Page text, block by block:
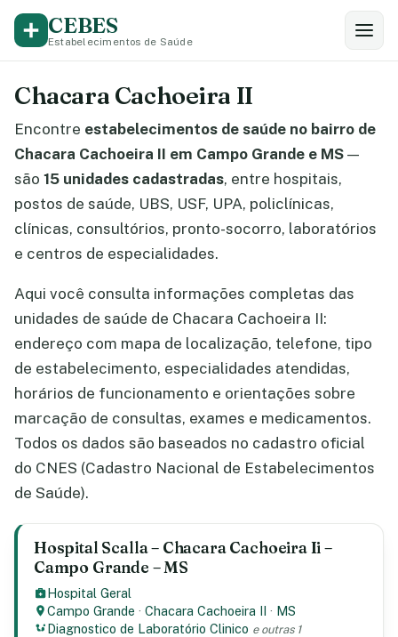
CEBES
Estabelecimentos de Saúde
Chacara Cachoeira II
Encontre estabelecimentos de saúde no bairro de
Chacara Cachoeira II em Campo Grande e MS —
são 15 unidades cadastradas, entre hospitais,
postos de saúde, UBS, USF, UPA, policlínicas,
clínicas, consultórios, pronto-socorro, laboratórios
e centros de especialidades.
Aqui você consulta informações completas das
unidades de saúde de Chacara Cachoeira II:
endereço com mapa de localização, telefone, tipo
de estabelecimento, especialidades atendidas,
horários de funcionamento e orientações sobre
marcação de consultas, exames e medicamentos.
Todos os dados são baseados no cadastro oficial
do CNES (Cadastro Nacional de Estabelecimentos
de Saúde).
Hospital Scalla – Chacara Cachoeira Ii –
Campo Grande – MS
Hospital Geral
Campo Grande ·Chacara Cachoeira II · MS
Diagnostico de Laboratório Clinico e outras 1